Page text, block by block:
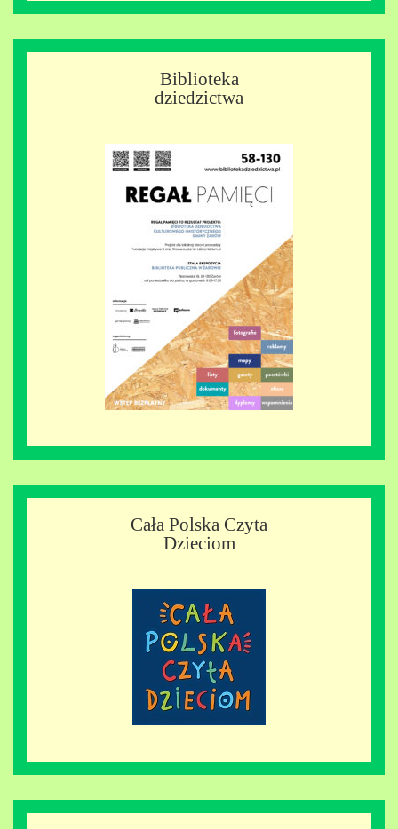
Biblioteka
dziedzictwa
Cała Polska Czyta
Dzieciom